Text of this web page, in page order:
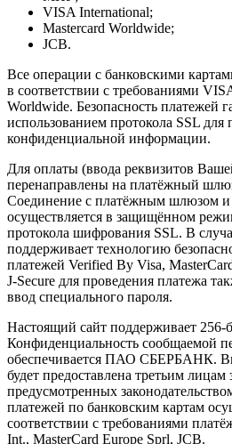
VISA International;
Mastercard Worldwide;
JCB.
Все операции с банковскими
в соответствии с требованиями
Worldwide. Безопасность платежей
использованием протокола SSL для
конфиденциальной информации.
Для оплаты (ввода реквизитов
перенаправлены на платёжный
Соединение с платёжным шлюзом и
осуществляется в защищённом
протокола шифрования SSL. В
поддерживает технологию
платежей Verified By Visa,
J-Secure для проведения платежа
ввод специального пароля.
Настоящий сайт поддерживает
Конфиденциальность сообщаемой
обеспечивается ПАО СБЕРБАНК.
будет предоставлена третьим
предусмотренных
платежей по банковским картам
соответствии с требованиями
Int., MasterCard Europe Sprl, JCB.